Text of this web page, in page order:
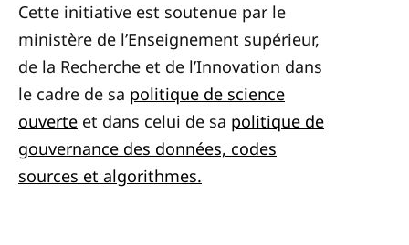
Cette initiative est soutenue par le
ministère de l’Enseignement supérieur,
de la Recherche et de l’Innovation dans
le cadre de sa politique de science
ouverte et dans celui de sa politique de
gouvernance des données, codes
sources et algorithmes.